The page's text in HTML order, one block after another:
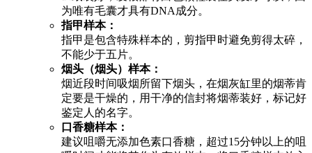
为唯有毛囊才具有DNA成分。
指甲样本：
指甲是包含特殊样本的，剪指甲时避免剪得太碎，
不能少于五片。
烟头（烟头）样本：
烟近段时间吸烟所留下烟头，在烟灰缸里的烟蒂肯
定要是干燥的，用干净的信封将烟蒂装好，标记好
鉴定人的名字。
口香糖样本：
建议咀嚼无添加色素口香糖，超过15分钟以上的咀